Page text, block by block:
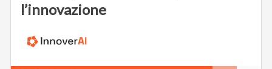
l’innovazione